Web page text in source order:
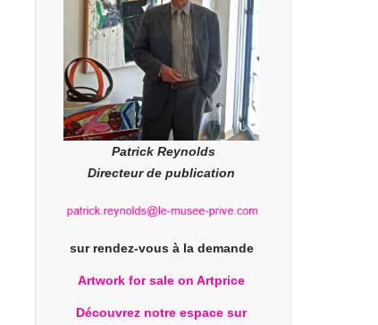
Patrick Reynolds
Directeur de publication
sur rendez-vous à la demande
Artwork for sale on Artprice
Découvrez notre espace sur